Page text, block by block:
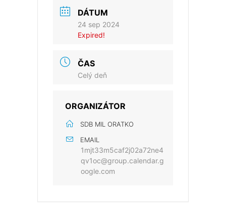
DÁTUM
24 sep 2024
Expired!
ČAS
Celý deň
ORGANIZÁTOR
SDB MIL ORATKO
EMAIL
1mjt33m5caf2j02a72ne4
qv1oc@group.calendar.g
oogle.com